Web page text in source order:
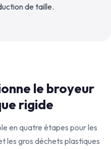
de taille.
le broyeur
rigide
en quatre étapes pour les
les gros déchets plastiques